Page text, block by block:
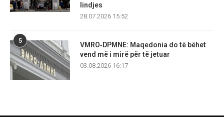
lindjes
28.07.2026 15:52
5
VMRO‑DPMNE: Maqedonia do të bëhet
vend më i mirë për të jetuar
03.08.2026 16:17